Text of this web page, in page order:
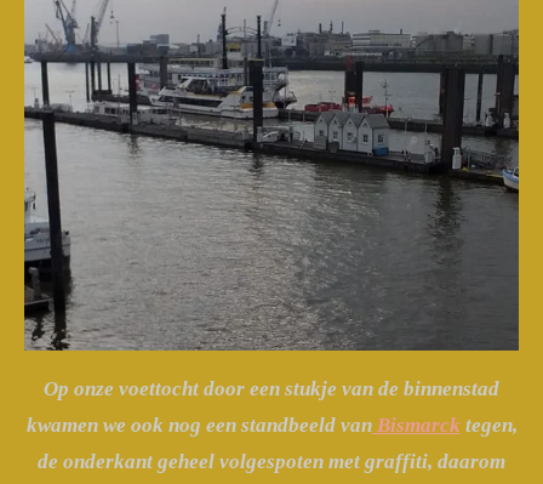
Op onze voettocht door een stukje van de binnenstad
kwamen we ook nog een standbeeld vanBismarck tegen,
de onderkant geheel volgespoten met graffiti, daarom